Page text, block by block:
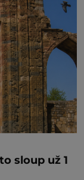
sloup už 1